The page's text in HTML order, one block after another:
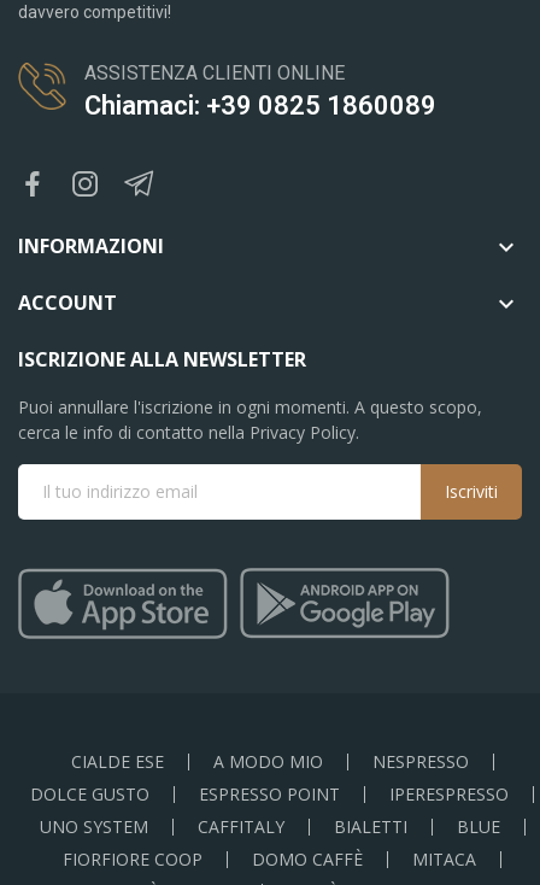
davvero competitivi!
ASSISTENZA CLIENTI ONLINE
Chiamaci: +39 0825 1860089
INFORMAZIONI 
ACCOUNT 
ISCRIZIONE ALLA NEWSLETTER
Puoi annullare l'iscrizione in ogni momenti. A questo scopo,
cerca le info di contatto nella Privacy Policy.
Iscriviti
CIALDE ESE A MODO MIO
NESPRESSO
DOLCE GUSTO
ESPRESSO POINT
IPERESPRESSO
UNO SYSTEM
CAFFITALY BIALETTI
BLUE
FIORFIORE COOP
DOMO CAFFÈ
MITACA